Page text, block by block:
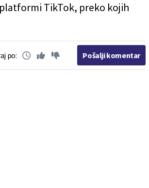
TikTok, preko kojih
po: Pošalji komentar